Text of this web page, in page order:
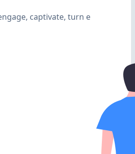
captivate, turn e